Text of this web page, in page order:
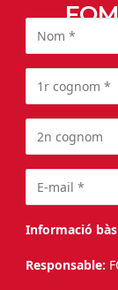
Informació
Responsable: